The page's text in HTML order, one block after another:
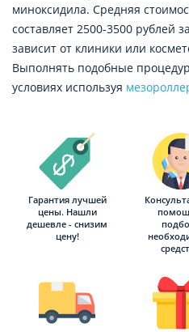
миноксидила. Средняя
составляет 2500-3500 рублей
зависит от клиники или
Выполнять подобные
условиях используя
Гарантия лучшей
цены. Нашли
дешевле - снизим
цену!